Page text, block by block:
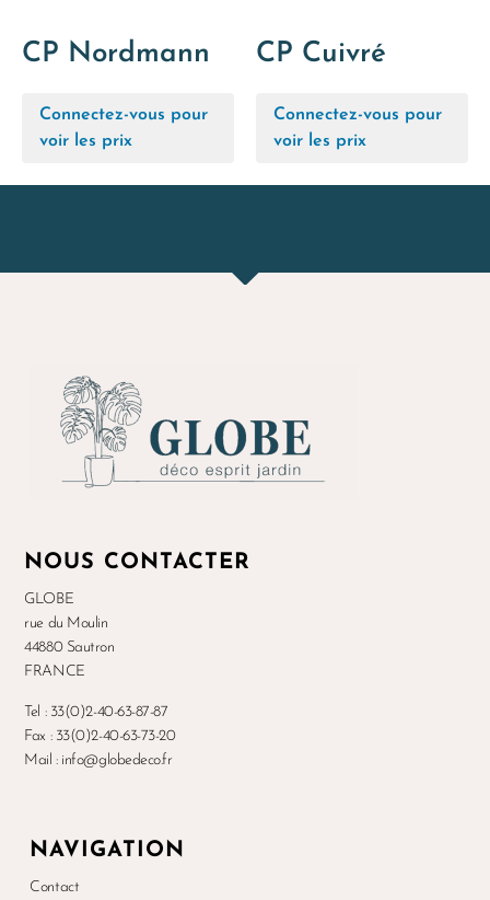
CP Nordmann
Connectez-vous pour
voir les prix
CP Cuivré
Connectez-vous pour
voir les prix
NOUS CONTACTER
GLOBE
rue du Moulin
44880 Sautron
FRANCE
Tel : 33(0)2-40-63-87-87
Fax : 33(0)2-40-63-73-20
Mail : info@globedeco.fr
NAVIGATION
Contact